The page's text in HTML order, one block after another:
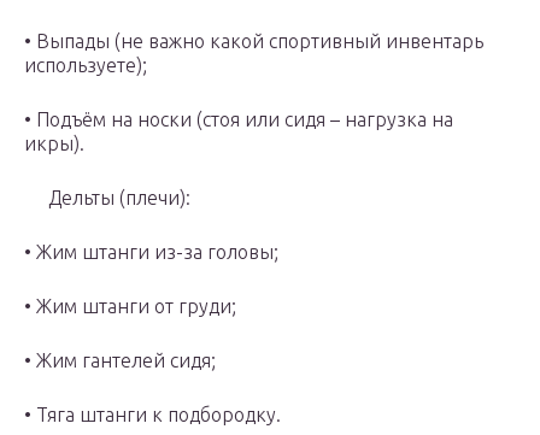
• Выпады (не важно какой спортивный инвентарь
используете);
• Подъём на носки (стоя или сидя – нагрузка на
икры).
Дельты (плечи):
• Жим штанги из-за головы;
• Жим штанги от груди;
• Жим гантелей сидя;
• Тяга штанги к подбородку.